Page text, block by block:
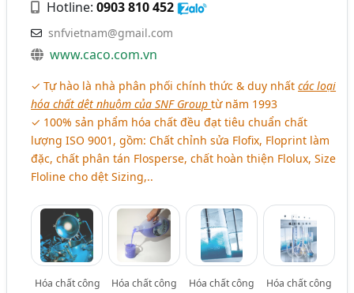
Hotline:0903 810 452
snfvietnam@gmail.com
www.caco.com.vn
✓ Tự hào là nhà phân phối chính thức & duy nhấtcác loại
hóa chất dệt nhuộm của SNF Grouptừ năm 1993
✓ 100% sản phẩm hóa chất đều đạt tiêu chuẩn chất
lượng ISO 9001, gồm: Chất chỉnh sửa Flofix, Floprint làm
đặc, chất phân tán Flosperse, chất hoàn thiện Flolux, Size
Floline cho dệt Sizing,..
Hóa chất công
Hóa chất công
Hóa chất công
Hóa chất công